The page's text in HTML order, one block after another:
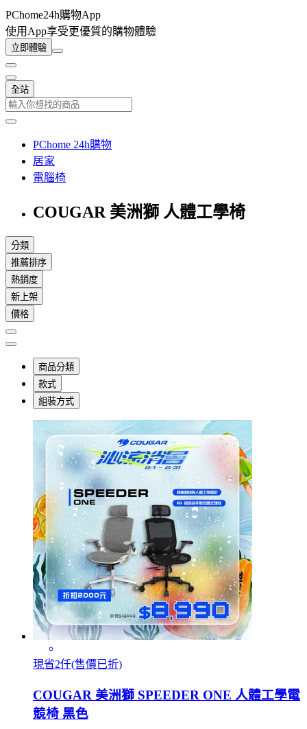
PChome24h購物App
使用App享受更優質的購物體驗
立即體驗
全站
PChome 24h購物
居家
電腦椅
COUGAR 美洲獅 人體工學椅
分類
推薦排序
熱銷度
新上架
價格
商品分類
款式
組裝方式
現省2仟(售價已折)
COUGAR 美洲獅 SPEEDER ONE 人體工學電
競椅 黑色